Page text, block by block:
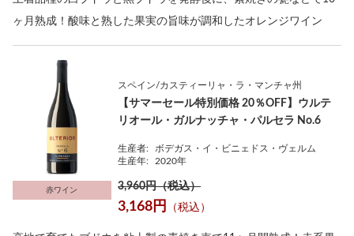
ヶ月熟成！酸味と熟した果実の旨味が調和したオレンジワイン
赤ワイン
スペイン/カスティーリャ・ラ・マンチャ州
【サマーセール特別価格 20％OFF】ウルテ
リオール・ガルナッチャ・パルセラ No.6
生産者:
ボデガス・イ・ビニェドス・ヴェルム
生産年:
2020年
3,960円（税込）
3,168円 （税込）